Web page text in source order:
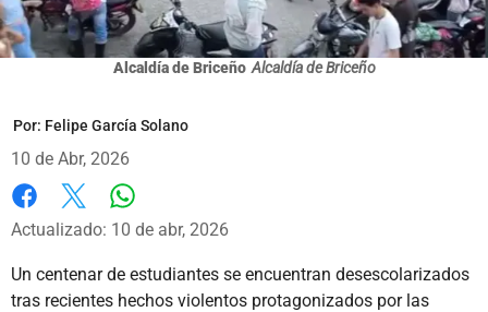
Alcaldía de Briceño Alcaldía de Briceño
Por: Felipe García Solano
10 de Abr, 2026
Facebook
X
Actualizado: 10 de abr, 2026
Un centenar de estudiantes se encuentran desescolarizados
tras recientes hechos violentos protagonizados por las